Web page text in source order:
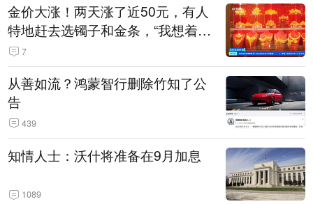
金价大涨！两天涨了近50元，有人
特地赶去选镯子和金条，“我想着买
起来可以保值，小批量进一些货”
7
从善如流？鸿蒙智行删除竹知了公
告
439
知情人士：沃什将准备在9月加息
1089